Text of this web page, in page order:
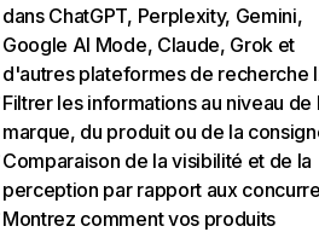
dans ChatGPT, Perplexity, Gemini,
Google AI Mode, Claude, Grok et
d'autres plateformes de recherche
Filtrer les informations au niveau de
marque, du produit ou de la
Comparaison de la visibilité et de la
perception par rapport aux
Montrez comment vos produits